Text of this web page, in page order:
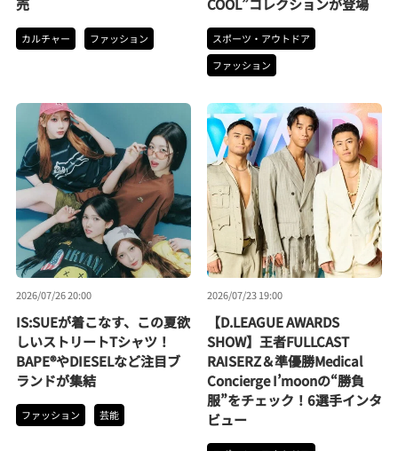
売
カルチャー ファッション
COOL”コレクションが登場
スポーツ・アウトドア
ファッション
2026/07/26 20:00
IS:SUEが着こなす、この夏欲
しいストリートTシャツ！
BAPE®やDIESELなど注目ブ
ランドが集結
ファッション 芸能
2026/07/23 19:00
【D.LEAGUE AWARDS
SHOW】王者FULLCAST
RAISERZ＆準優勝Medical
Concierge I’moonの“勝負
服”をチェック！6選手インタ
ビュー